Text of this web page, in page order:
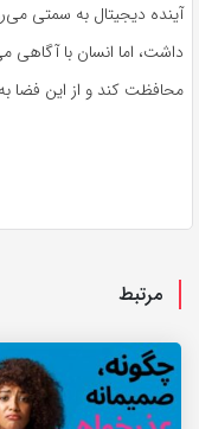
آینده دیجیتال به سمتی
داشت، اما انسان با آگاهی
محافظت کند و از این فضا
مرتبط